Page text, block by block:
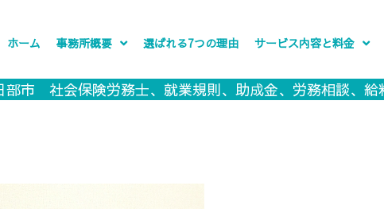
ホーム 事務所概要 選ばれる7つの理由 サービス内容と料金
部市 社会保険労務士、就業規則、助成金、労務相談、給